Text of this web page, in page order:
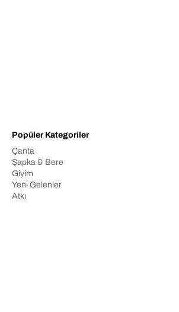
Popüler Kategoriler
Çanta
Şapka & Bere
Giyim
Yeni Gelenler
Atkı